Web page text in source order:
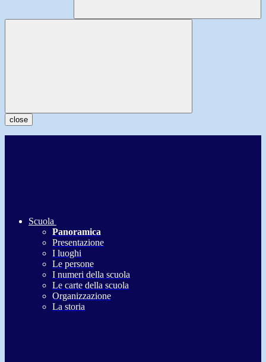
close
Scuola
Panoramica
Presentazione
I luoghi
Le persone
I numeri della scuola
Le carte della scuola
Organizzazione
La storia